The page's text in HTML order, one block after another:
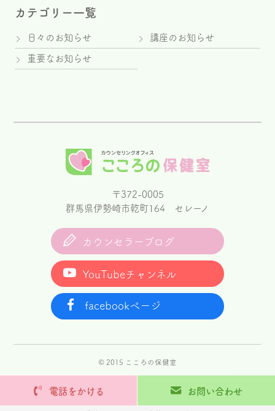
カテゴリー一覧
日々のお知らせ 講座のお知らせ
重要なお知らせ
〒372-0005
群馬県伊勢崎市乾町164 セレーノ
カウンセラーブログ
YouTubeチャンネル
facebookページ
© 2015 こころの保健室
電話をかける お問い合わせ